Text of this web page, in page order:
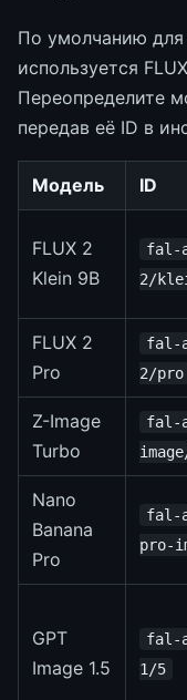
По умолчанию для
используется
Переопределите
передав её ID в
Модель ID
FLUX 2
Klein 9B
fal-
2/
FLUX 2
Pro
fal-
2/pro
Z-Image
Turbo
fal-
Nano
Banana
Pro
fal-
pro-
GPT
Image 1.5
fal-
1/5